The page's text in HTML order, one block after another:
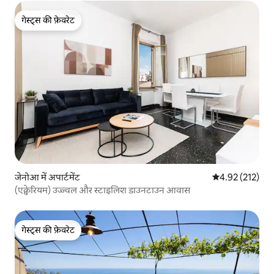
गेस्ट्स की फ़ेवरेट
गेस्ट्स की फ़ेवरेट
जेनोआ में अपार्टमेंट औसत रेटिंग 5 में से
4.92 (212)
(एक्वेरियम) उज्ज्वल और स्टाइलिश डाउनटाउन आवास
गेस्ट्स की फ़ेवरेट
गेस्ट्स की फ़ेवरेट